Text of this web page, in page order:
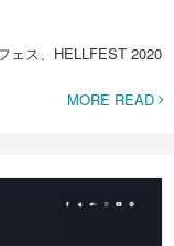
ェス、HELLFEST 2020
MORE READ